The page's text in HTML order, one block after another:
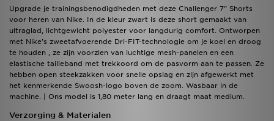
Upgrade je trainingsbenodigdheden met deze Challenger 7" Shorts
voor heren van Nike. In de kleur zwart is deze short gemaakt van
ultraglad, lichtgewicht polyester voor langdurig comfort. Ontworpen
met Nike's zweetafvoerende Dri-FIT-technologie om je koel en droog
te houden , ze zijn voorzien van luchtige mesh-panelen en een
elastische tailleband met trekkoord om de pasvorm aan te passen. Ze
hebben open steekzakken voor snelle opslag en zijn afgewerkt met
het kenmerkende Swoosh-logo boven de zoom. Wasbaar in de
machine. | Ons model is 1,80 meter lang en draagt maat medium.
Verzorging & Materialen